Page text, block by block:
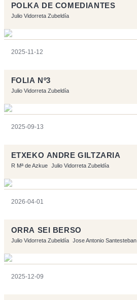
POLKA DE COMEDIANTES
Julio Vidorreta Zubeldía
2025-11-12
FOLIA Nº3
Julio Vidorreta Zubeldía
2025-09-13
ETXEKO ANDRE GILTZARIA
R Mª de Azkue Julio Vidorreta Zubeldía
2026-04-01
ORRA SEI BERSO
Julio Vidorreta Zubeldía Jose Antonio Santesteban
2025-12-09